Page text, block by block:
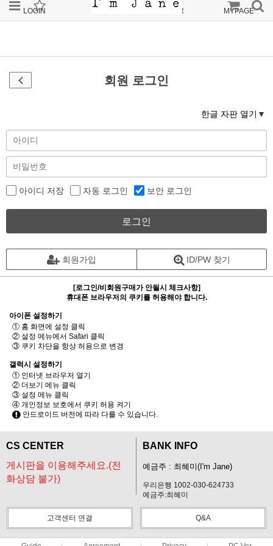
LOGIN ORDER MYPAGE
회원 로그인
한글 자판 열기
아이디 저장 자동 로그인 보안 로그인
로그인
회원가입 ID/PW 찾기
[로그인/비회원구매가 안될시 체크사항]
휴대폰 브라우저의 쿠키를 허용해야 합니다.
아이폰 설정하기
① 홈 화면에 설정 클릭
② 설정 메뉴에서 Safari 클릭
③ 쿠키 차단을 항상 허용으로 변경
갤럭시 설정하기
① 인터넷 브라우저 열기
② 더보기 메뉴 클릭
③ 설정 메뉴 클릭
④ 개인정보 보호에서 쿠키 허용 켜기
안드로이드 버전에 따라 다를 수 있습니다.
CS CENTER
게시판을 이용해주세요.(전
화상담 불가)
BANK INFO
예금주 : 최혜미(I'm Jane)
우리은행 1002-030-624733
예금주:최혜미
고객센터 연결 Q&A